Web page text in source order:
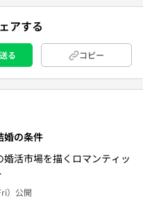
アする
る コピー
婚の条件
婚活市場を描くロマンティッ
）公開